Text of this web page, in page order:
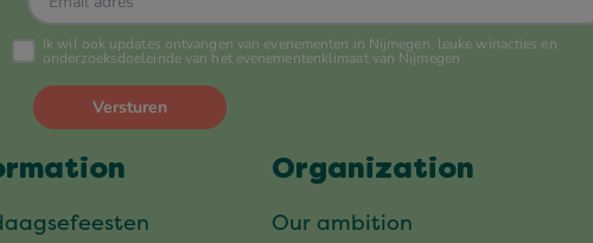
Organization
Our ambition